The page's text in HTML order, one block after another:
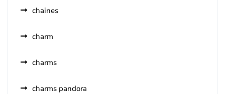
chaines
charm
charms
charms pandora